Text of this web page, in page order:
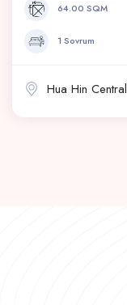
64.00 SQM
1 Sovrum
Hua Hin Central